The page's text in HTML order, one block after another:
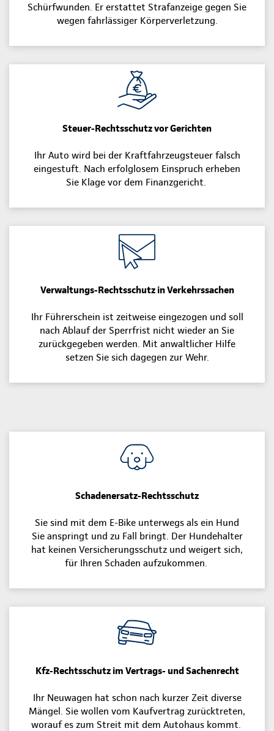
Schürfwunden. Er erstattet Strafanzeige gegen Sie
wegen fahrlässiger Körperverletzung.
Steuer-Rechtsschutz vor Gerichten
Ihr Auto wird bei der Kraftfahrzeugsteuer falsch
eingestuft. Nach erfolglosem Einspruch erheben
Sie Klage vor dem Finanzgericht.
Verwaltungs-Rechtsschutz in Verkehrssachen
Ihr Führerschein ist zeitweise eingezogen und soll
nach Ablauf der Sperrfrist nicht wieder an Sie
zurückgegeben werden. Mit anwaltlicher Hilfe
setzen Sie sich dagegen zur Wehr.
Schadenersatz-Rechtsschutz
Sie sind mit dem E-Bike unterwegs als ein Hund
Sie anspringt und zu Fall bringt. Der Hundehalter
hat keinen Versicherungsschutz und weigert sich,
für Ihren Schaden aufzukommen.
Kfz-Rechtsschutz im Vertrags- und Sachenrecht
Ihr Neuwagen hat schon nach kurzer Zeit diverse
Mängel. Sie wollen vom Kaufvertrag zurücktreten,
worauf es zum Streit mit dem Autohaus kommt.